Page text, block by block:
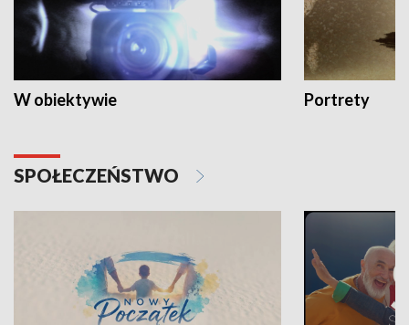
W obiektywie Portrety
SPOŁECZEŃSTWO